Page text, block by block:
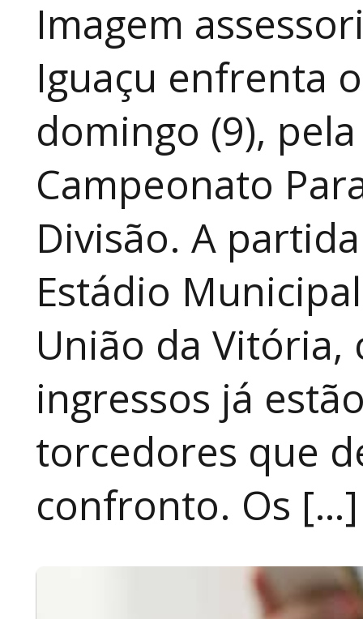
Imagem
Iguaçu enfrenta
domingo (9),
Campeonato
Divisão. A
Estádio
União da Vitória,
ingressos já
torcedores que
confronto. Os […]